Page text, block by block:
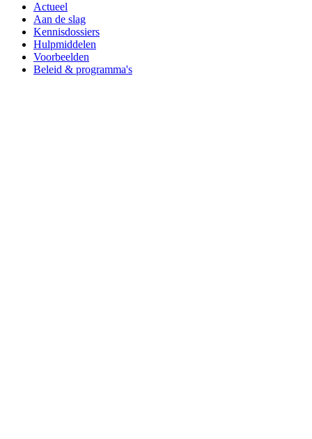
Actueel
Aan de slag
Kennisdossiers
Hulpmiddelen
Voorbeelden
Beleid & programma's